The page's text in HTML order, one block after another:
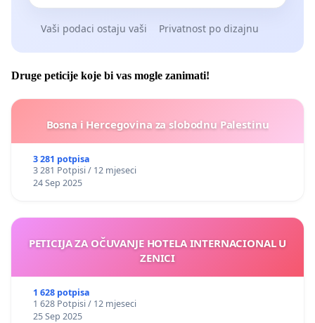
Vaši podaci ostaju vaši Privatnost po dizajnu
Druge peticije koje bi vas mogle zanimati!
Bosna i Hercegovina za slobodnu Palestinu
3 281 potpisa
3 281 Potpisi / 12 mjeseci
24 Sep 2025
PETICIJA ZA OČUVANJE HOTELA INTERNACIONAL U
ZENICI
1 628 potpisa
1 628 Potpisi / 12 mjeseci
25 Sep 2025